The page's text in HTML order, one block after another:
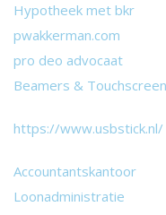
Hypotheek met bkr
pwakkerman.com
pro deo advocaat
Beamers &
https://www.usbstick.nl/
Accountantskantoor
Loonadministratie